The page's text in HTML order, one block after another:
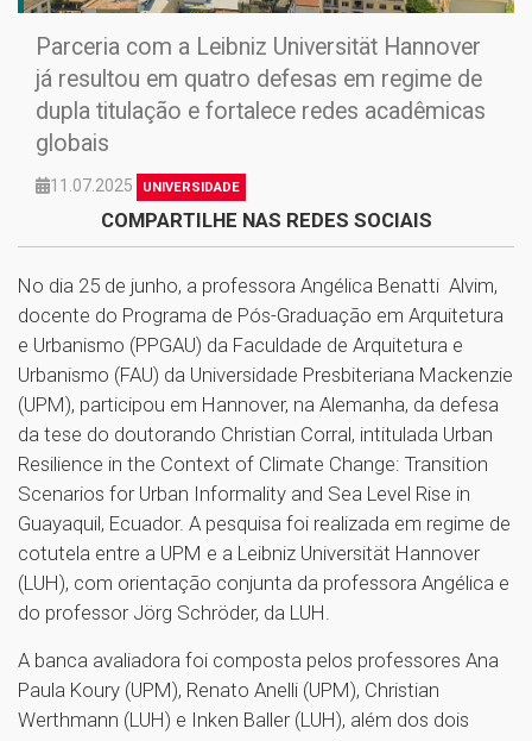
Parceria com a Leibniz Universität Hannover
já resultou em quatro defesas em regime de
dupla titulação e fortalece redes acadêmicas
globais
11.07.2025 UNIVERSIDADE
COMPARTILHE NAS REDES SOCIAIS
No dia 25 de junho, a professora Angélica Benatti Alvim,
docente do Programa de Pós-Graduação em Arquitetura
e Urbanismo (PPGAU) da Faculdade de Arquitetura e
Urbanismo (FAU) da Universidade Presbiteriana Mackenzie
(UPM), participou em Hannover, na Alemanha, da defesa
da tese do doutorando Christian Corral, intitulada Urban
Resilience in the Context of Climate Change: Transition
Scenarios for Urban Informality and Sea Level Rise in
Guayaquil, Ecuador. A pesquisa foi realizada em regime de
cotutela entre a UPM e a Leibniz Universität Hannover
(LUH), com orientação conjunta da professora Angélica e
do professor Jörg Schröder, da LUH.
A banca avaliadora foi composta pelos professores Ana
Paula Koury (UPM), Renato Anelli (UPM), Christian
Werthmann (LUH) e Inken Baller (LUH), além dos dois